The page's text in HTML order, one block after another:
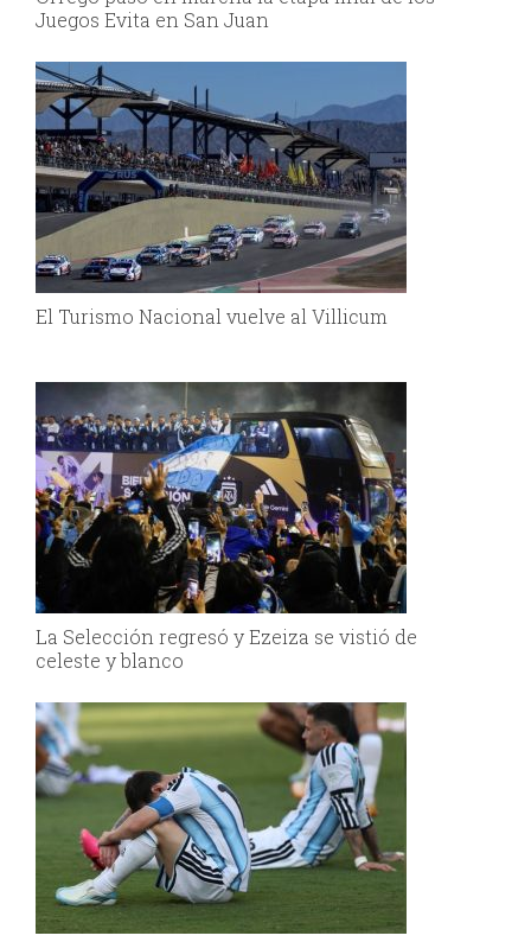
Juegos Evita en San Juan
El Turismo Nacional vuelve al Villicum
La Selección regresó y Ezeiza se vistió de
celeste y blanco